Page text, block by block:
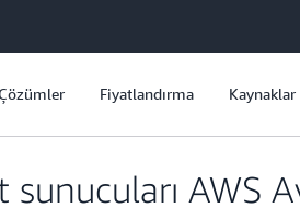
Çözümler Fiyatlandırma Kaynaklar
AWS